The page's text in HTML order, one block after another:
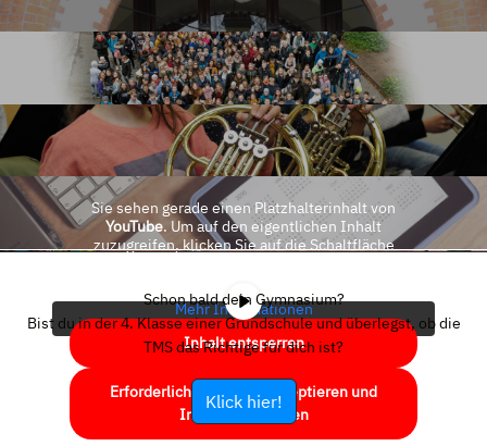
Sie sehen gerade einen Platzhalterinhalt von
YouTube. Um auf den eigentlichen Inhalt
zuzugreifen, klicken Sie auf die Schaltfläche
Mehr Informationen
Inhalt entsperren
Erforderlichen Service akzeptieren und
Inhalte entsperren
Schon bald dein Gymnasium?
Bist du in der 4. Klasse einer Grundschule und überlegst, ob die
TMS das Richtige für dich ist?
Klick hier!